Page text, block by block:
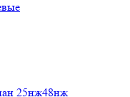
25нж48нж